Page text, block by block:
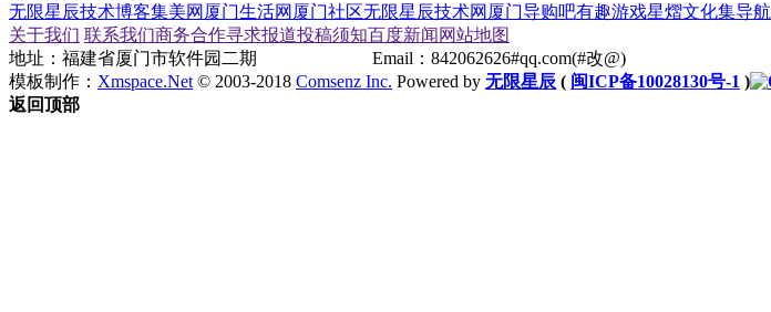
无限星辰技术博客集美网 厦门生活网 厦门社区无限星辰技术网 厦门导购吧有趣游戏星熠文化集导航
关于我们 联系我们商务合作寻求报道投稿须知百度新闻 网站地图
地址：福建省厦门市软件园二期 Email：842062626#qq.com(#改@)
模板制作： Xmspace.Net © 2003-2018 Comsenz Inc. Powered by 无限星辰 ( 闽ICP备10028130号-1 )
返回顶部